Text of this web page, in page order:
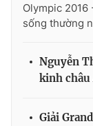
Olympic
sống thường
Nguyễn
kinh châu
Giải